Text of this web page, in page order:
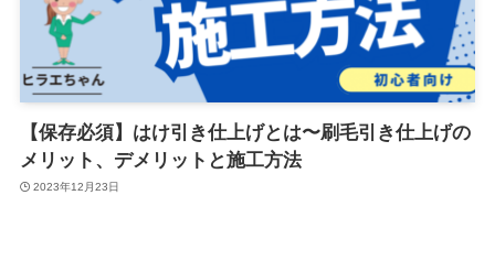
【保存必須】はけ引き仕上げとは〜刷毛引き仕上げの
メリット、デメリットと施工方法
2023年12月23日